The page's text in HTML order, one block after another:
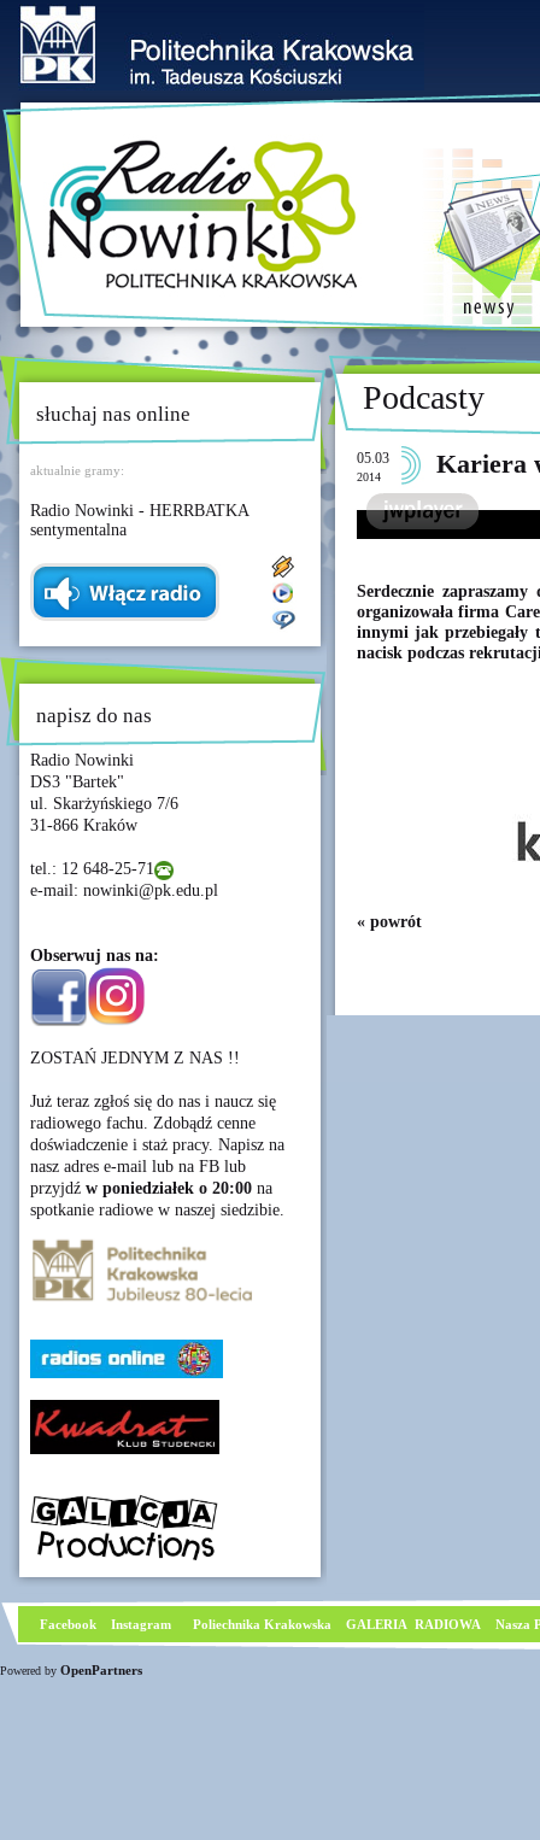
słuchaj nas online
aktualnie gramy:
Radio Nowinki - HERRBATKA
sentymentalna
napisz do nas
Radio Nowinki
DS3 "Bartek"
ul. Skarżyńskiego 7/6
31-866 Kraków
tel.: 12 648-25-71
e-mail: nowinki@pk.edu.pl
Obserwuj nas na:
ZOSTAŃ JEDNYM Z NAS !!
Już teraz zgłoś się do nas i naucz się
radiowego fachu. Zdobądź cenne
doświadczenie i staż pracy. Napisz na
nasz adres e-mail lub na FB lub
przyjdź w poniedziałek o 20:00 na
spotkanie radiowe w naszej siedzibie.
Podcasty
05.03
2014 Kariera
Serdecznie
organizowała firma
innymi jak przebiegały
nacisk podczas
« powrót
Facebook Instagram Poliechnika Krakowska GALERIA RADIOWA Nasza
Powered by OpenPartners